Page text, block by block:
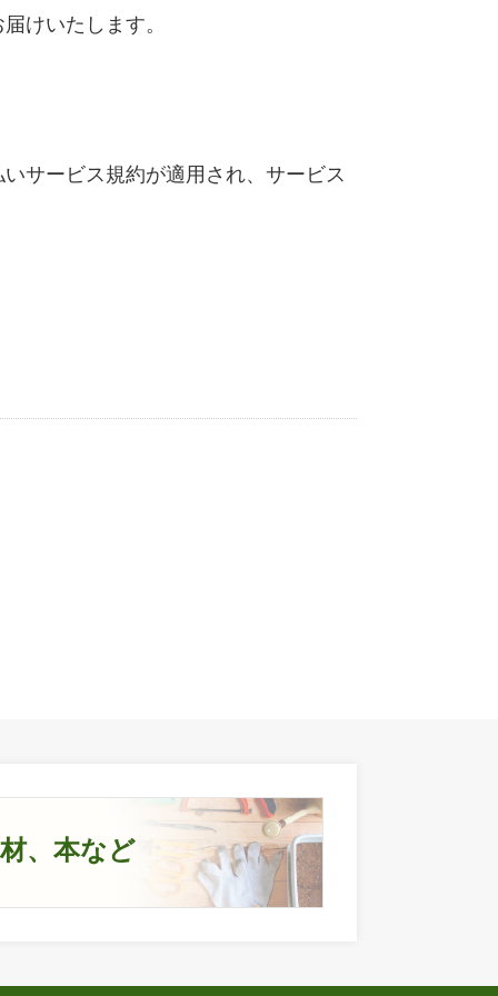
けいたします。
サービス規約が適用され、サービス
、本など